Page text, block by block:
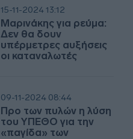
15-11-2024 13:12
Μαρινάκης για ρεύμα:
Δεν θα δουν
υπέρμετρες αυξήσεις
οι καταναλωτές
09-11-2024 08:44
Προ των πυλών η λύση
του ΥΠΕΘΟ για την
«παγίδα» των